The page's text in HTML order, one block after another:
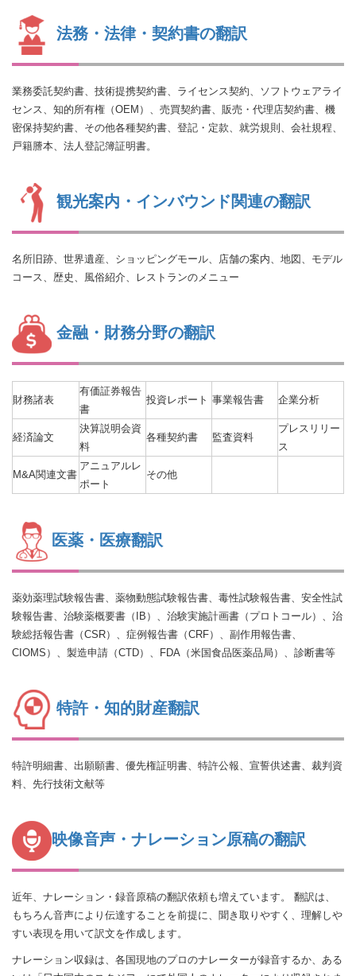
法務・法律・契約書の翻訳
業務委託契約書、技術提携契約書、ライセンス契約、ソフトウェアライ
センス、知的所有権（OEM）、売買契約書、販売・代理店契約書、機
密保持契約書、その他各種契約書、登記・定款、就労規則、会社規程、
戸籍謄本、法人登記簿証明書。
観光案内・インバウンド関連の翻訳
名所旧跡、世界遺産、ショッピングモール、店舗の案内、地図、モデル
コース、歴史、風俗紹介、レストランのメニュー
金融・財務分野の翻訳
財務諸表
有価証券報告
書
投資レポート 事業報告書 企業分析
経済論文
決算説明会資
料
各種契約書 監査資料
プレスリリー
ス
M&A関連文書
アニュアルレ
ポート
その他
医薬・医療翻訳
薬効薬理試験報告書、薬物動態試験報告書、毒性試験報告書、安全性試
験報告書、治験薬概要書（IB）、治験実施計画書（プロトコール）、治
験総括報告書（CSR）、症例報告書（CRF）、副作用報告書、
CIOMS）、製造申請（CTD）、FDA（米国食品医薬品局）、診断書等
特許・知的財産翻訳
特許明細書、出願願書、優先権証明書、特許公報、宣誓供述書、裁判資
料、先行技術文献等
映像音声・ナレーション原稿の翻訳
近年、ナレーション・録音原稿の翻訳依頼も増えています。 翻訳は、
もちろん音声により伝達することを前提に、聞き取りやすく、理解しや
すい表現を用いて訳文を作成します。
ナレーション収録は、各国現地のプロのナレーターが録音するか、ある